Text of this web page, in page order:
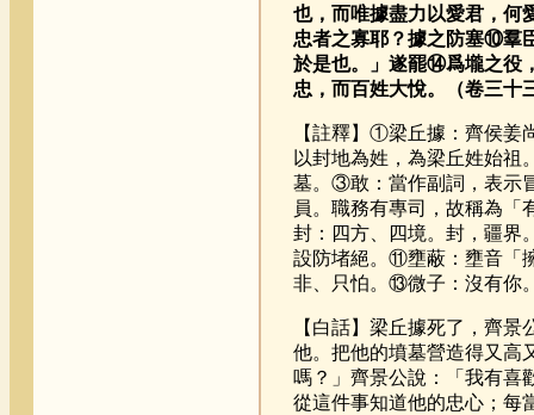
也，而唯據盡力以愛君，何
忠者之寡耶？據之防塞⑩羣
於是也。」遂罷⑭爲壠之役
忠，而百姓大悅。（卷三
【註釋】①梁丘據：齊侯姜
以封地為姓，為梁丘姓始祖
墓。③敢：當作副詞，表示
員。職務有專司，故稱為
封：四方、四境。封，疆界
設防堵絕。⑪壅蔽：壅音「
非、只怕。⑬微子：沒有你
【白話】梁丘據死了，齊
他。把他的墳墓營造得又高
嗎？」齊景公說：「我有喜
從這件事知道他的忠心；每